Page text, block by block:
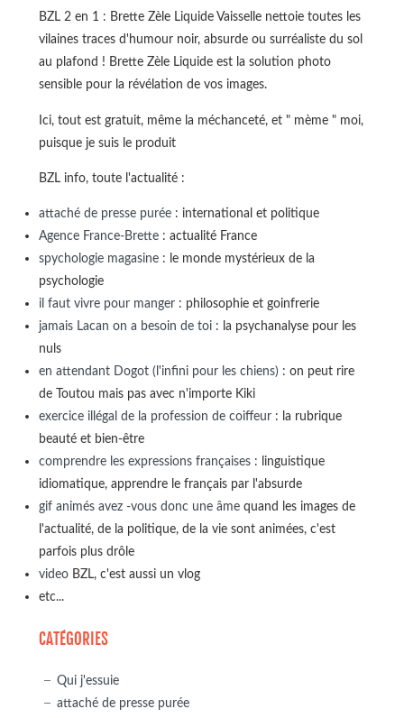
BZL 2 en 1 : Brette Zèle Liquide Vaisselle nettoie toutes les
vilaines traces d'humour noir, absurde ou surréaliste du sol
au plafond ! Brette Zèle Liquide est la solution photo
sensible pour la révélation de vos images.
Ici, tout est gratuit, même la méchanceté, et " mème " moi,
puisque je suis le produit
BZL info, toute l'actualité :
attaché de presse purée: international et politique
Agence France-Brette: actualité France
spychologie magasine: le monde mystérieux de la
psychologie
il faut vivre pour manger: philosophie et goinfrerie
jamais Lacan on a besoin de toi: la psychanalyse pour les
nuls
en attendant Dogot (l'infini pour les chiens): on peut rire
de Toutou mais pas avec n'importe Kiki
exercice illégal de la profession de coiffeur: la rubrique
beauté et bien-être
comprendre les expressions françaises: linguistique
idiomatique, apprendre le français par l'absurde
gif animés avez -vous donc une âmequand les images de
l'actualité, de la politique, de la vie sont animées, c'est
parfois plus drôle
videoBZL, c'est aussi un vlog
etc...
CATÉGORIES
Qui j'essuie
attaché de presse purée